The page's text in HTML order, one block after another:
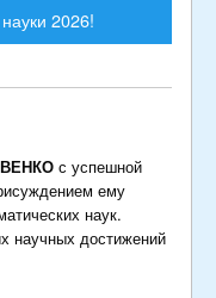
2026!
с успешной
ему
наук.
научных достижений